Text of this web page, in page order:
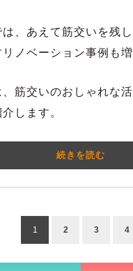
は、あえて筋交いを残
ノベーション事例も増
、筋交いのおしゃれな
します。
続きを読む
1 2 3 4